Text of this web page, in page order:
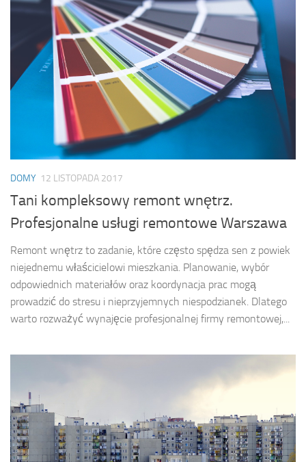
DOMY 12 LISTOPADA 2017
Tani kompleksowy remont wnętrz.
Profesjonalne usługi remontowe Warszawa
Remont wnętrz to zadanie, które często spędza sen z powiek
niejednemu właścicielowi mieszkania. Planowanie, wybór
odpowiednich materiałów oraz koordynacja prac mogą
prowadzić do stresu i nieprzyjemnych niespodzianek. Dlatego
warto rozważyć wynajęcie profesjonalnej firmy remontowej,...